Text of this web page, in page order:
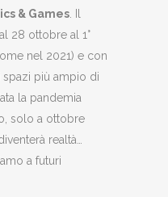
& Games
28 ottobre al 1°
nel 2021) e con
più ampio di
la pandemia
solo a ottobre
realtà…
a futuri